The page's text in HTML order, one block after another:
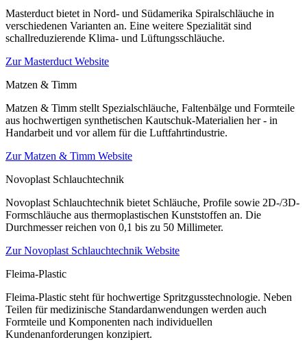
Masterduct bietet in Nord- und Südamerika Spiralschläuche in
verschiedenen Varianten an. Eine weitere Spezialität sind
schallreduzierende Klima- und Lüftungsschläuche.
Zur Masterduct Website
Matzen & Timm
Matzen & Timm stellt Spezialschläuche, Faltenbälge und Formteile
aus hochwertigen synthetischen Kautschuk-Materialien her - in
Handarbeit und vor allem für die Luftfahrtindustrie.
Zur Matzen & Timm Website
Novoplast Schlauchtechnik
Novoplast Schlauchtechnik bietet Schläuche, Profile sowie 2D-/3D-
Formschläuche aus thermoplastischen Kunststoffen an. Die
Durchmesser reichen von 0,1 bis zu 50 Millimeter.
Zur Novoplast Schlauchtechnik Website
Fleima-Plastic
Fleima-Plastic steht für hochwertige Spritzgusstechnologie. Neben
Teilen für medizinische Standardanwendungen werden auch
Formteile und Komponenten nach individuellen
Kundenanforderungen konzipiert.